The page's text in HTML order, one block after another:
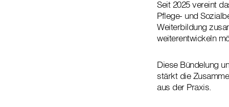
Seit 2025 vereint
Pflege- und
Weiterbildung
weiterentwickeln
Diese Bündelung
stärkt die
aus der Praxis.